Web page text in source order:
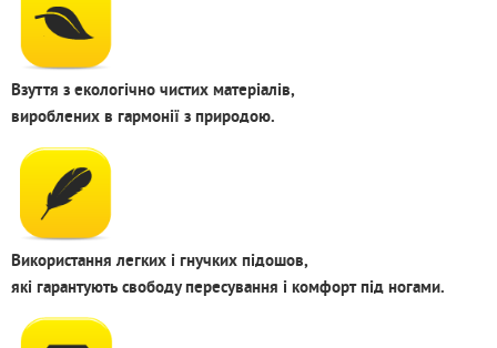
Взуття з екологічно чистих матеріалів,
вироблених в гармонії з природою.
Використання легких і гнучких підошов,
які гарантують свободу пересування і комфорт під ногами.